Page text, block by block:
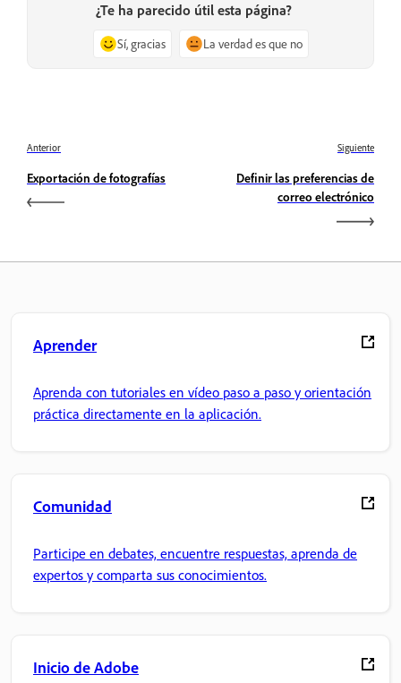
¿Te ha parecido útil esta página?
Sí, gracias La verdad es que no
Anterior
Exportación de fotografías
Siguiente
Definir las preferencias de
correo electrónico
Aprender
Aprenda con tutoriales en vídeo paso a paso y orientación
práctica directamente en la aplicación.
Comunidad
Participe en debates, encuentre respuestas, aprenda de
expertos y comparta sus conocimientos.
Inicio de Adobe